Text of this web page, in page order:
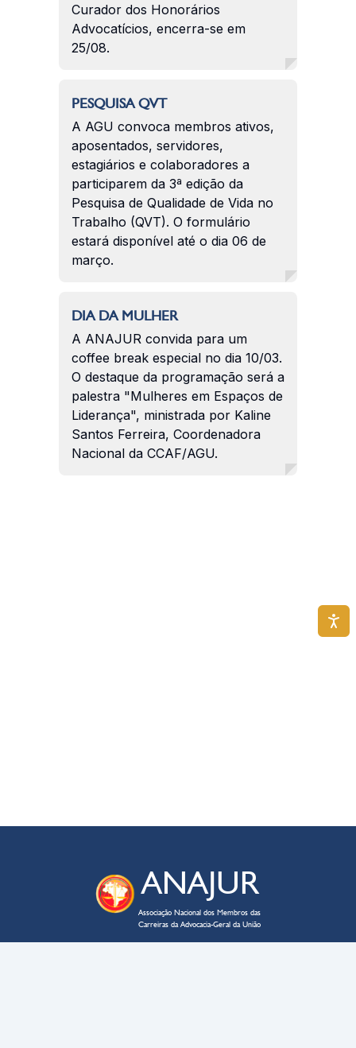
Curador dos Honorários
Advocatícios, encerra-se em
25/08.
PESQUISA QVT
A AGU convoca membros ativos,
aposentados, servidores,
estagiários e colaboradores a
participarem da 3ª edição da
Pesquisa de Qualidade de Vida no
Trabalho (QVT). O formulário
estará disponível até o dia 06 de
março.
DIA DA MULHER
A ANAJUR convida para um
coffee break especial no dia 10/03.
O destaque da programação será a
palestra "Mulheres em Espaços de
Liderança", ministrada por Kaline
Santos Ferreira, Coordenadora
Nacional da CCAF/AGU.
ANAJUR
Associação Nacional dos Membros das
Carreiras da Advocacia-Geral da União